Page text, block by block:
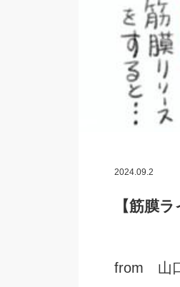
2024.09.2
【筋膜
from 山